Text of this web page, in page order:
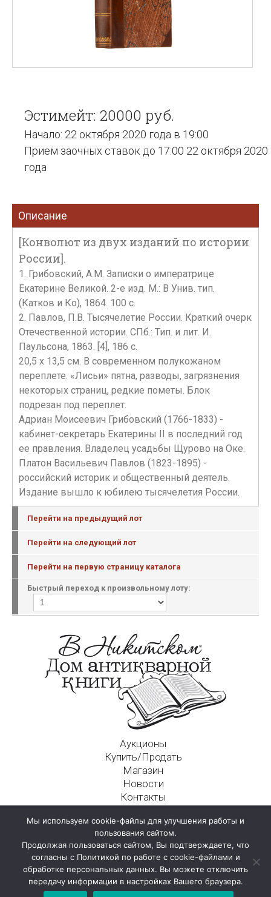
Эстимейт: 20000 руб.
Начало: 22 октября 2020 года в 19:00
Прием заочных ставок до 17:00 22 октября 2020
года
Описание
[Конволют из двух изданий по истории
России].
1. Грибовский, А.М. Записки о императрице
Екатерине Великой. 2-е изд. М.: В Унив. тип.
(Катков и Ко), 1864. 100 с.
2. Павлов, П.В. Тысячелетие России. Краткий очерк
Отечественной истории. СПб.: Тип. и лит. И.
Паульсона, 1863. [4], 186 с.
20,5 х 13,5 см. В современном полукожаном
переплете. «Лисьи» пятна, разводы, загрязнения
некоторых страниц, редкие пометы. Блок
подрезан под переплет.
Адриан Моисеевич Грибовский (1766-1833) -
кабинет-секретарь Екатерины II в последний год
ее правления. Владелец усадьбы Щурово на Оке.
Платон Васильевич Павлов (1823-1895) -
российский историк и общественный деятель.
Издание вышло к юбилею тысячелетия России.
Перейти на предыдущий лот
Перейти на следующий лот
Перейти на первую страницу каталога
Быстрый переход к произвольному лоту:
Аукционы
Купить/Продать
Магазин
Новости
Контакты
125009, г. Москва, Никитский пер., д. 4а, стр. 1
Мы используем cookie-файлы для улучшения работы и
пользования сайтом.
Продолжая пользоваться сайтом, Вы подтверждаете, что
согласны с Политикой по работе с cookie-файлами и
обработке персональных данных. Вы можете отключить
передачу информации в настройках Вашего браузера.